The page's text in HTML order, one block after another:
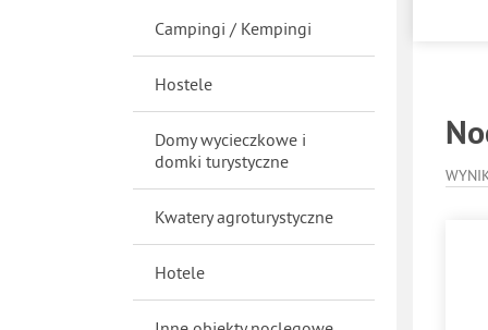
Campingi / Kempingi
Hostele
Domy wycieczkowe i
domki turystyczne
Kwatery agroturystyczne
Hotele